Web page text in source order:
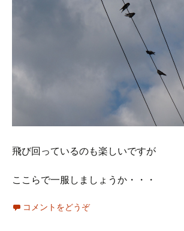
飛び回っているのも楽しいですが
ここらで一服しましょうか・・・
コメントをどうぞ